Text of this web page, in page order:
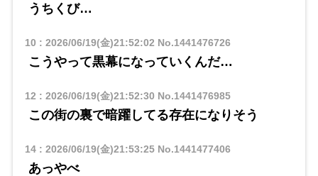
うちくび…
10 : 2026/06/19(金)21:52:02 No.1441476726
こうやって黒幕になっていくんだ…
12 : 2026/06/19(金)21:52:30 No.1441476985
この街の裏で暗躍してる存在になりそう
14: 2026/06/19(金)21:53:25No.1441477406
あっやべ